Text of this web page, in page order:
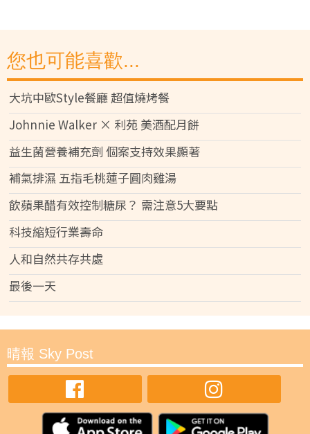
您也可能喜歡...
大坑中歐Style餐廳 超值燒烤餐
Johnnie Walker × 利苑 美酒配月餅
益生菌營養補充劑 個案支持效果顯著
補氣排濕 五指毛桃蓮子圓肉雞湯
飲蘋果醋有效控制糖尿？ 需注意5大要點
科技縮短行業壽命
人和自然共存共處
最後一天
晴報 Sky Post